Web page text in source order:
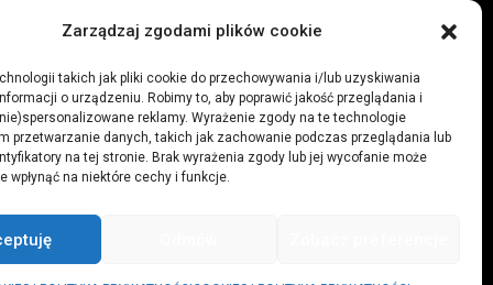
Zarządzaj zgodami plików cookie
takich jak pliki cookie do przechowywania i/lub uzyskiwania
o urządzeniu. Robimy to, aby poprawić jakość przeglądania i
reklamy. Wyrażenie zgody na te technologie
przetwarzanie danych, takich jak zachowanie podczas przeglądania lub
na tej stronie. Brak wyrażenia zgody lub jej wycofanie może
wpłynąć na niektóre cechy i funkcje.
+48 509 547 822
redakcja@czytamiwiem.pl
biuro@czytamiwiem.pl